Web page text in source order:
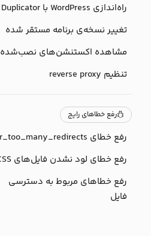
راه‌اندازی WordPress با Duplicator
تغییر نسخه‌ی برنامه مستقر شده
مشاهده اکستنشن‌های نصب‌شده
تنظیم reverse proxy
رفع خطاهای رایج
رفع خطای err_too_many_redirects
رفع خطای لود نشدن فایل‌های CSS
رفع خطاهای مربوط به دسترسی
فایل